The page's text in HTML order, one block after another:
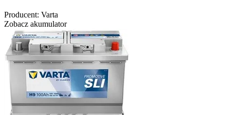
Producent: Varta
Zobacz akumulator